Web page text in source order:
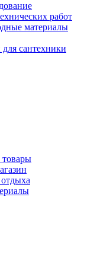
работ
материалы
сантехники
товары